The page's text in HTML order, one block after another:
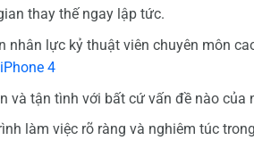
thay thế ngay lập tức.
nhân lực kỷ thuật viên chuyên môn
4
và tận tình với bất cứ vấn đề nào của
làm việc rõ ràng và nghiêm túc